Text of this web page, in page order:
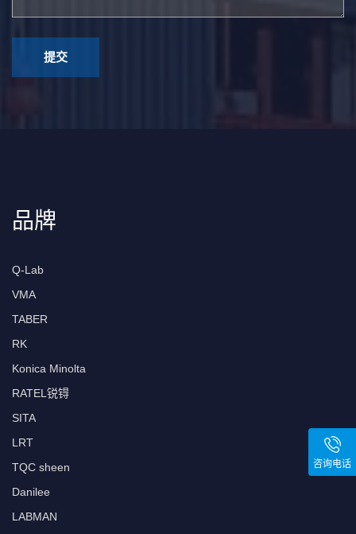
品牌
Q-Lab
VMA
TABER
RK
Konica Minolta
RATEL锐锝
SITA
LRT
TQC sheen
Danilee
LABMAN
咨询电话